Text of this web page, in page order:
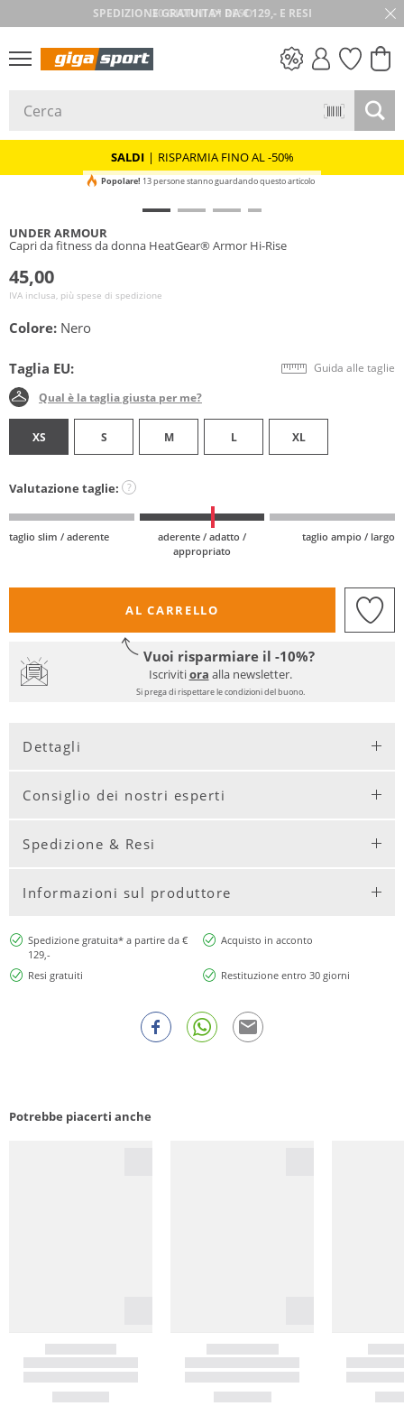
30 GIORNI DI RESO
SALDI | RISPARMIA FINO AL -50%
Popolare! 13 persone stanno guardando questo articolo
UNDER ARMOUR
Capri da fitness da donna HeatGear® Armor Hi-Rise
45,00
IVA inclusa, più spese di spedizione
Colore: Nero
Taglia EU: Guida alle taglie
Qual è la taglia giusta per me?
XS S M L XL
Valutazione taglie: ?
taglio slim / aderente
aderente / adatto /
appropriato
taglio ampio / largo
AL CARRELLO
Vuoi risparmiare il -10%?
Iscrivitiora alla newsletter.
Si prega di rispettare le condizioni del buono.
Dettagli
Consiglio dei nostri esperti
Spedizione & Resi
Informazioni sul produttore
Spedizione gratuita* a partire da €
129,-
Acquisto in acconto
Resi gratuiti Restituzione entro 30 giorni
Potrebbe piacerti anche